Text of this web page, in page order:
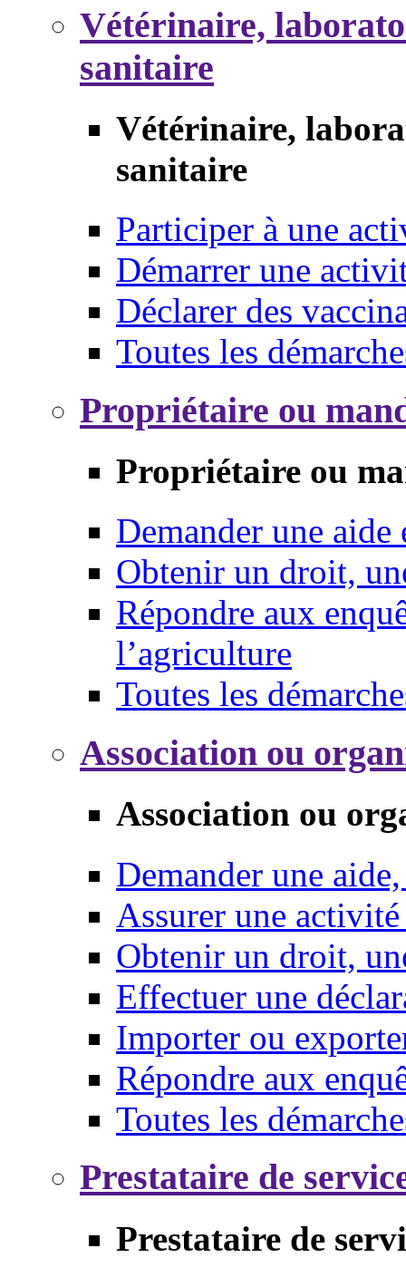
Vétérinaire,
sanitaire
Vétérinaire,
sanitaire
Participer à une
Démarrer une
Déclarer des
Toutes les
Propriétaire ou
Propriétaire ou
Demander une aide
Obtenir un droit,
Répondre aux
l’agriculture
Toutes les
Association ou
Association ou
Demander une
Assurer une
Obtenir un droit,
Effectuer une
Importer ou
Répondre aux
Toutes les
Prestataire de
Prestataire de